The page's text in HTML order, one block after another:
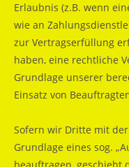
Erlaubnis (z.B. wenn
wie an
zur Vertragserfüllung
haben, eine rechtliche
Grundlage unserer
Einsatz von
Sofern wir Dritte mit
Grundlage eines sog.